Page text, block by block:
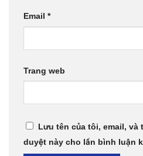
Email *
Trang web
Lưu tên của tôi, email, và
duyệt này cho lần bình luận